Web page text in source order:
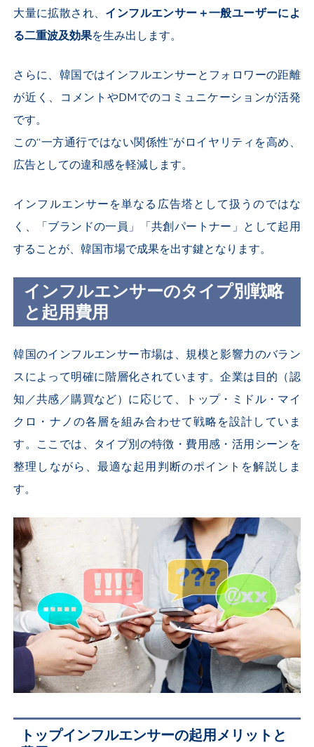
大量に拡散され、 インフルエンサー＋一般ユーザーによ
る二重波及効果を生み出します。
さらに、韓国ではインフルエンサーとフォロワーの距離
が近く、コメントやDMでのコミュニケーションが活発
です。
この“一方通行ではない関係性”がロイヤリティを高め、
広告としての違和感を軽減します。
インフルエンサーを単なる広告塔として扱うのではな
く、「ブランドの一員」「共創パートナー」として起用
することが、韓国市場で成果を出す鍵となります。
インフルエンサーのタイプ別戦略
と起用費用
韓国のインフルエンサー市場は、規模と影響力のバラン
スによって明確に階層化されています。企業は目的（認
知／共感／購買など）に応じて、トップ・ミドル・マイ
クロ・ナノの各層を組み合わせて戦略を設計していま
す。ここでは、タイプ別の特徴・費用感・活用シーンを
整理しながら、最適な起用判断のポイントを解説しま
す。
トップインフルエンサーの起用メリットと